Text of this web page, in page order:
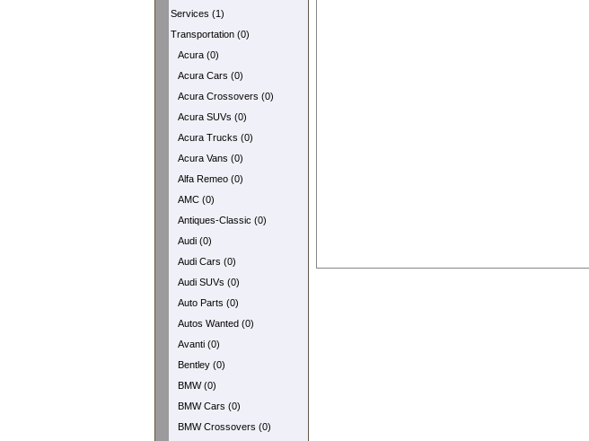
Services (1)
Transportation (0)
Acura (0)
Acura Cars (0)
Acura Crossovers (0)
Acura SUVs (0)
Acura Trucks (0)
Acura Vans (0)
Alfa Remeo (0)
AMC (0)
Antiques-Classic (0)
Audi (0)
Audi Cars (0)
Audi SUVs (0)
Auto Parts (0)
Autos Wanted (0)
Avanti (0)
Bentley (0)
BMW (0)
BMW Cars (0)
BMW Crossovers (0)